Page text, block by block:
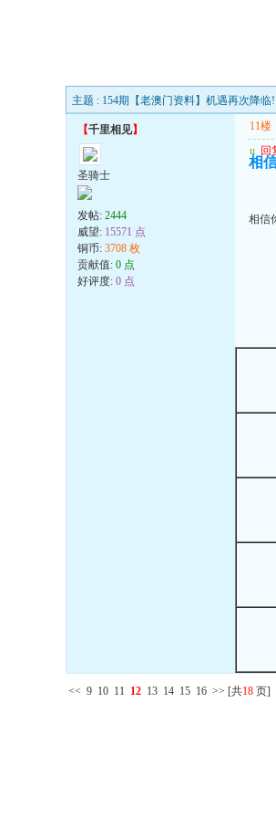
主题 : 154期【老澳门资料】机遇再次降临!
【千里相见】
圣骑士
发帖: 2444
威望: 15571 点
铜币: 3708 枚
贡献值: 0 点
好评度: 0 点
11楼
u 回
相
相信
<< 9 10 11 12 13 14 15 16 >> [共18 页